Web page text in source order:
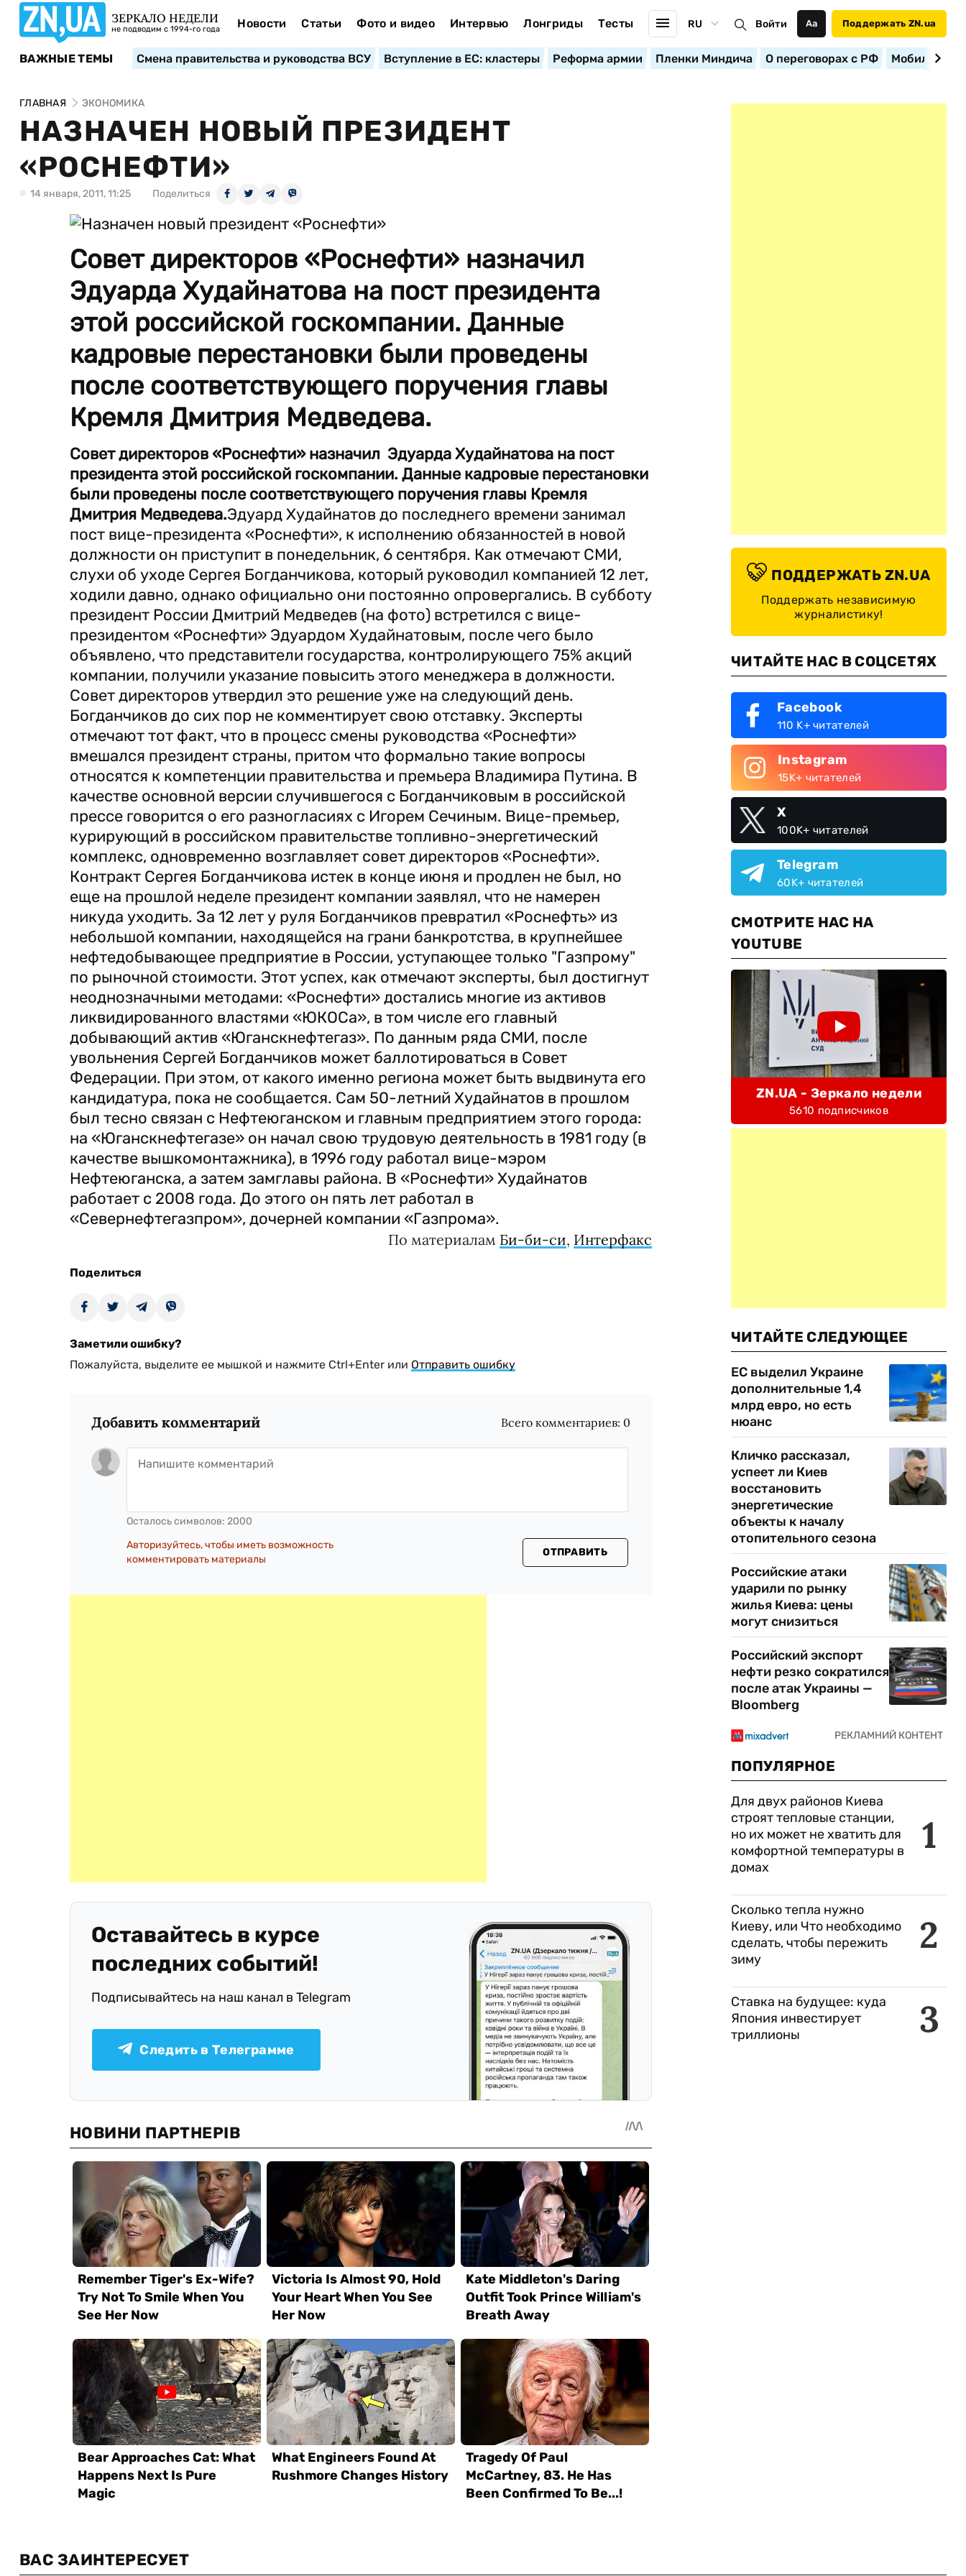
ЗЕРКАЛО НЕДЕЛИ
не подводим с 1994-го года Новости Статьи Фото и видео Интервью Лонгриды Тесты RU Войти Аа Поддержать ZN.ua
ВАЖНЫЕ ТЕМЫ Смена правительства и руководства ВСУ Вступление в ЕС: кластеры Реформа армии Пленки Миндича О переговорах с РФ
ГЛАВНАЯ ЭКОНОМИКА
НАЗНАЧЕН НОВЫЙ ПРЕЗИДЕНТ
«РОСНЕФТИ»
14 января, 2011, 11:25 Поделиться
Совет директоров «Роснефти» назначил
Эдуарда Худайнатова на пост президента
этой российской госкомпании. Данные
кадровые перестановки были проведены
после соответствующего поручения главы
Кремля Дмитрия Медведева.
Совет директоров «Роснефти» назначил Эдуарда Худайнатова на пост
президента этой российской госкомпании. Данные кадровые перестановки
были проведены после соответствующего поручения главы Кремля
Дмитрия Медведева.Эдуард Худайнатов до последнего времени занимал
пост вице-президента «Роснефти», к исполнению обязанностей в новой
должности он приступит в понедельник, 6 сентября. Как отмечают СМИ,
слухи об уходе Сергея Богданчикова, который руководил компанией 12 лет,
ходили давно, однако официально они постоянно опровергались. В субботу
президент России Дмитрий Медведев (на фото) встретился с вице-
президентом «Роснефти» Эдуардом Худайнатовым, после чего было
объявлено, что представители государства, контролирующего 75% акций
компании, получили указание повысить этого менеджера в должности.
Совет директоров утвердил это решение уже на следующий день.
Богданчиков до сих пор не комментирует свою отставку. Эксперты
отмечают тот факт, что в процесс смены руководства «Роснефти»
вмешался президент страны, притом что формально такие вопросы
относятся к компетенции правительства и премьера Владимира Путина. В
качестве основной версии случившегося с Богданчиковым в российской
прессе говорится о его разногласиях с Игорем Сечиным. Вице-премьер,
курирующий в российском правительстве топливно-энергетический
комплекс, одновременно возглавляет совет директоров «Роснефти».
Контракт Сергея Богданчикова истек в конце июня и продлен не был, но
еще на прошлой неделе президент компании заявлял, что не намерен
никуда уходить. За 12 лет у руля Богданчиков превратил «Роснефть» из
небольшой компании, находящейся на грани банкротства, в крупнейшее
нефтедобывающее предприятие в России, уступающее только "Газпрому"
по рыночной стоимости. Этот успех, как отмечают эксперты, был достигнут
неоднозначными методами: «Роснефти» достались многие из активов
ликвидированного властями «ЮКОСа», в том числе его главный
добывающий актив «Юганскнефтегаз». По данным ряда СМИ, после
увольнения Сергей Богданчиков может баллотироваться в Совет
Федерации. При этом, от какого именно региона может быть выдвинута его
кандидатура, пока не сообщается. Сам 50-летний Худайнатов в прошлом
был тесно связан с Нефтеюганском и главным предприятием этого города:
на «Юганскнефтегазе» он начал свою трудовую деятельность в 1981 году (в
качестве вышкомонтажника), в 1996 году работал вице-мэром
Нефтеюганска, а затем замглавы района. В «Роснефти» Худайнатов
работает с 2008 года. До этого он пять лет работал в
«Севернефтегазпром», дочерней компании «Газпрома».
По материалам Би-би-си, Интерфакс
Поделиться
Заметили ошибку?
Пожалуйста, выделите ее мышкой и нажмите Ctrl+Enter или Отправить ошибку
Добавить комментарий Всего комментариев: 0
Осталось символов: 2000
Авторизуйтесь, чтобы иметь возможность
комментировать материалы
ОТПРАВИТЬ
Оставайтесь в курсе
последних событий!
Подписывайтесь на наш канал в Telegram
Следить в Телеграмме
ПОДДЕРЖАТЬ ZN.UA
Поддержать независимую
журналистику!
ЧИТАЙТЕ НАС В СОЦСЕТЯХ
Facebook
110 K+ читателей
Instagram
15K+ читателей
X
100K+ читателей
Telegram
60K+ читателей
СМОТРИТЕ НАС НА
YOUTUBE
ZN.UA - Зеркало недели
5610 подписчиков
ЧИТАЙТЕ СЛЕДУЮЩЕЕ
ЕС выделил Украине
дополнительные 1,4
млрд евро, но есть
нюанс
Кличко рассказал,
успеет ли Киев
восстановить
энергетические
объекты к началу
отопительного сезона
Российские атаки
ударили по рынку
жилья Киева: цены
могут снизиться
Российский экспорт
нефти резко сократился
после атак Украины —
Bloomberg
ПОПУЛЯРНОЕ
1
Для двух районов Киева
строят тепловые станции,
но их может не хватить для
комфортной температуры в
домах
2
Сколько тепла нужно
Киеву, или Что необходимо
сделать, чтобы пережить
зиму
3
Ставка на будущее: куда
Япония инвестирует
триллионы
ВАС ЗАИНТЕРЕСУЕТ